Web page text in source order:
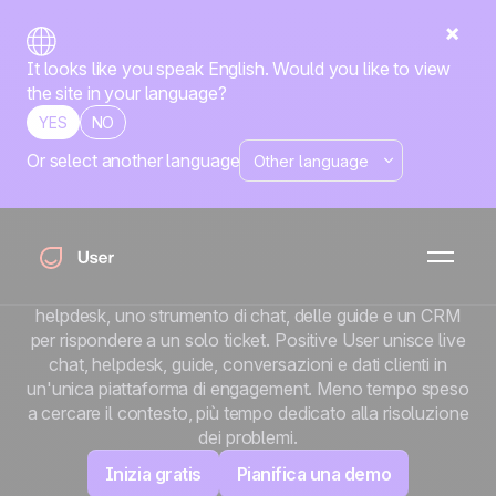
It looks like you speak English. Would you like to view
the site in your language?
YES NO
Or select another language
TEAM SERVIZIO CLIENTI
Risolvi i ticket che
fidelizzano i clienti
helpdesk, uno strumento di chat, delle guide e un CRM
per rispondere a un solo ticket. Positive User unisce live
chat, helpdesk, guide, conversazioni e dati clienti in
un'unica piattaforma di engagement. Meno tempo speso
a cercare il contesto, più tempo dedicato alla risoluzione
dei problemi.
Inizia gratis
Pianifica una demo